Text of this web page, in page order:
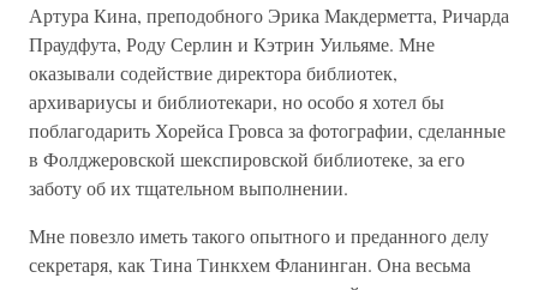
Артура Кина, преподобного Эрика Макдерметта, Ричарда
Праудфута, Роду Серлин и Кэтрин Уильяме. Мне
оказывали содействие директора библиотек,
архивариусы и библиотекари, но особо я хотел бы
поблагодарить Хорейса Гровса за фотографии, сделанные
в Фолджеровской шекспировской библиотеке, за его
заботу об их тщательном выполнении.
Мне повезло иметь такого опытного и преданного делу
секретаря, как Тина Тинкхем Фланинган. Она весьма